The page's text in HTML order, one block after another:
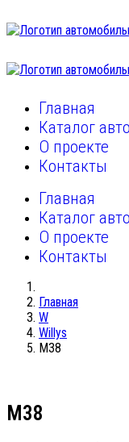
Главная
Каталог
О проекте
Контакты
Главная
Каталог
О проекте
Контакты
Главная
W
Willys
M38
M38